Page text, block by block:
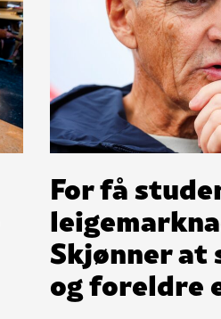
For få
Skjønner
og foreldre